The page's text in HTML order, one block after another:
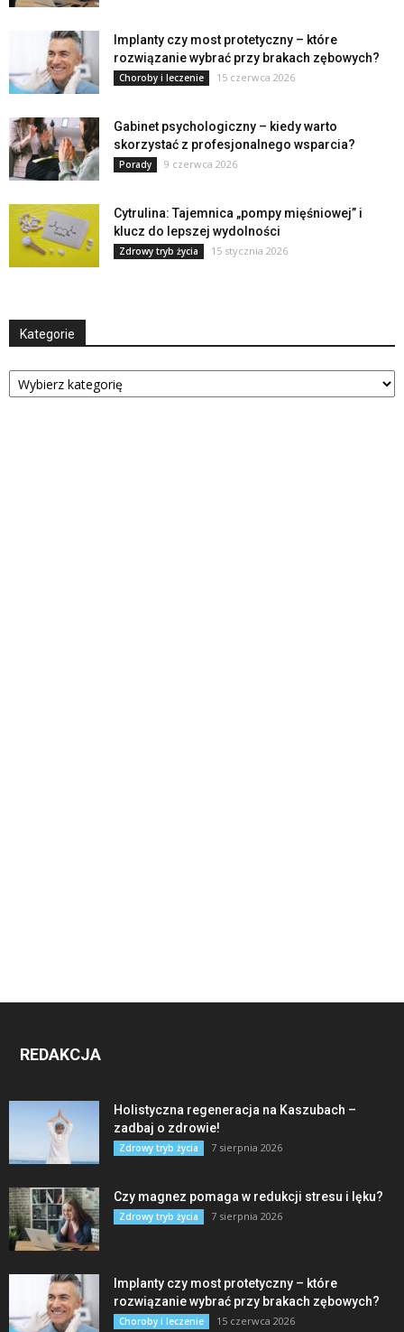
Implanty czy most protetyczny – które
rozwiązanie wybrać przy brakach zębowych?
Choroby i leczenie 15 czerwca 2026
Gabinet psychologiczny – kiedy warto
skorzystać z profesjonalnego wsparcia?
Porady 9 czerwca 2026
Cytrulina: Tajemnica „pompy mięśniowej” i
klucz do lepszej wydolności
Zdrowy tryb życia 15 stycznia 2026
Kategorie
Kategorie
REDAKCJA
Holistyczna regeneracja na Kaszubach –
zadbaj o zdrowie!
Zdrowy tryb życia 7 sierpnia 2026
Czy magnez pomaga w redukcji stresu i lęku?
Zdrowy tryb życia 7 sierpnia 2026
Implanty czy most protetyczny – które
rozwiązanie wybrać przy brakach zębowych?
Choroby i leczenie 15 czerwca 2026